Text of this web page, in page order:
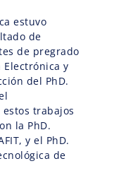
estuvo
de
de pregrado
y
del PhD.
trabajos
la PhD.
y el PhD.
de